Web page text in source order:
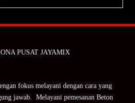
fokus melayani dengan cara yang
jawab. Melayani pemesanan Beton